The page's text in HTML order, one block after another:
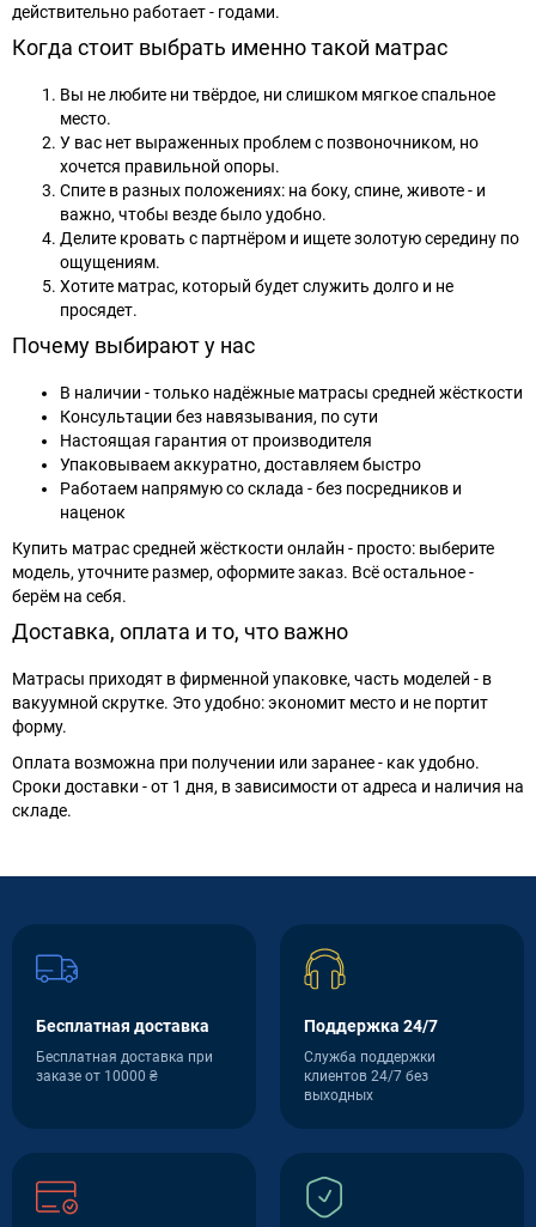
действительно работает - годами.
Когда стоит выбрать именно такой матрас
Вы не любите ни твёрдое, ни слишком мягкое спальное
место.
У вас нет выраженных проблем с позвоночником, но
хочется правильной опоры.
Спите в разных положениях: на боку, спине, животе - и
важно, чтобы везде было удобно.
Делите кровать с партнёром и ищете золотую середину по
ощущениям.
Хотите матрас, который будет служить долго и не
просядет.
Почему выбирают у нас
В наличии - только надёжные матрасы средней жёсткости
Консультации без навязывания, по сути
Настоящая гарантия от производителя
Упаковываем аккуратно, доставляем быстро
Работаем напрямую со склада - без посредников и
наценок
Купить матрас средней жёсткости онлайн - просто: выберите
модель, уточните размер, оформите заказ. Всё остальное -
берём на себя.
Доставка, оплата и то, что важно
Матрасы приходят в фирменной упаковке, часть моделей - в
вакуумной скрутке. Это удобно: экономит место и не портит
форму.
Оплата возможна при получении или заранее - как удобно.
Сроки доставки - от 1 дня, в зависимости от адреса и наличия на
складе.
Бесплатная доставка
Бесплатная доставка при
заказе от 10000 ₴
Поддержка 24/7
Служба поддержки
клиентов 24/7 без
выходных